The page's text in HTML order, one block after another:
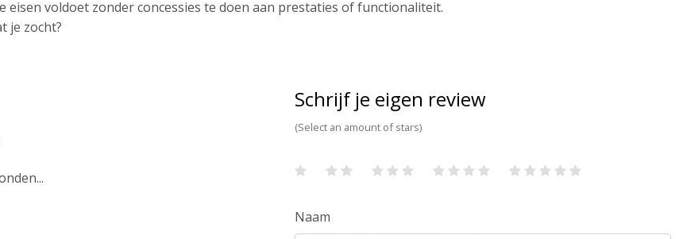
eisen voldoet zonder concessies te doen aan prestaties of functionaliteit.
je zocht?
Schrijf je eigen review
(Select an amount of stars)
Naam